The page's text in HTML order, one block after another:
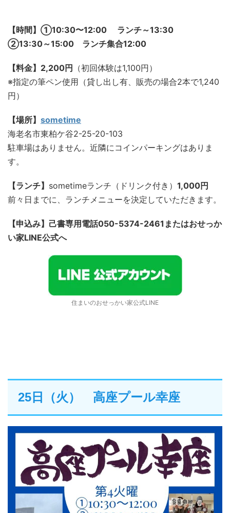
【時間】①10:30〜12:00 ランチ～13:30
②13:30～15:00 ランチ集合12:00
【料金】2,200円 （初回体験は1,100円）
※指定の筆ペン使用（貸し出し有、販売の場合2本で1,240
円）
【場所】 sometime
海老名市東柏ケ谷2-25-20-103
駐車場はありません。近隣にコインパーキングはありま
す。
【ランチ】 sometimeランチ（ドリンク付き） 1,000円
前々日までに、ランチメニューを決定していただきます。
【申込み】己書専用電話050-5374-2461またはおせっか
い家LINE公式へ
住まいのおせっかい家公式LINE
25日（火） 高座プール幸座